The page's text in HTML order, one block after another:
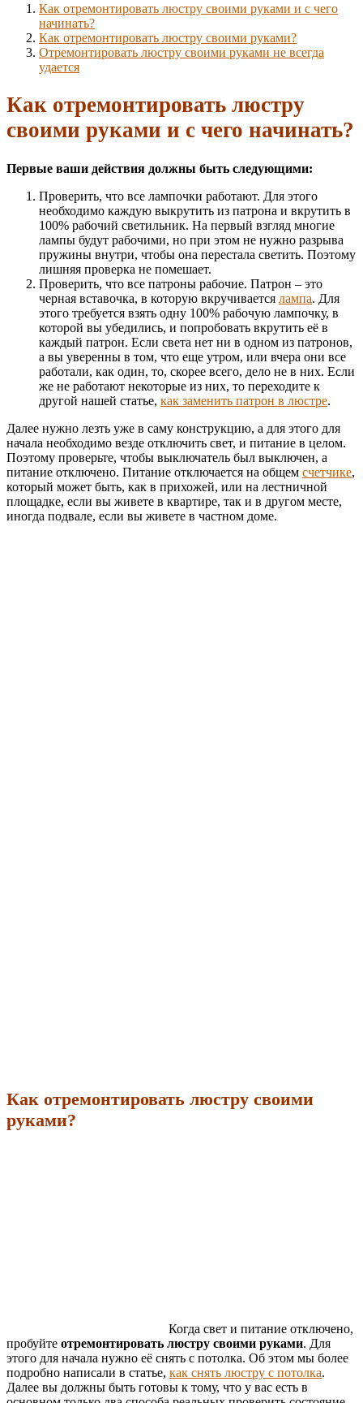
Как отремонтировать люстру своими руками и с чего
начинать?
Как отремонтировать люстру своими руками?
Отремонтировать люстру своими руками не всегда
удается
Как отремонтировать люстру
своими руками и с чего начинать?
Первые ваши действия должны быть следующими:
Проверить, что все лампочки работают. Для этого
необходимо каждую выкрутить из патрона и вкрутить в
100% рабочий светильник. На первый взгляд многие
лампы будут рабочими, но при этом не нужно разрыва
пружины внутри, чтобы она перестала светить. Поэтому
лишняя проверка не помешает.
Проверить, что все патроны рабочие. Патрон – это
черная вставочка, в которую вкручивается лампа. Для
этого требуется взять одну 100% рабочую лампочку, в
которой вы убедились, и попробовать вкрутить её в
каждый патрон. Если света нет ни в одном из патронов,
а вы уверенны в том, что еще утром, или вчера они все
работали, как один, то, скорее всего, дело не в них. Если
же не работают некоторые из них, то переходите к
другой нашей статье, как заменить патрон в люстре.
Далее нужно лезть уже в саму конструкцию, а для этого для
начала необходимо везде отключить свет, и питание в целом.
Поэтому проверьте, чтобы выключатель был выключен, а
питание отключено. Питание отключается на общем счетчике,
который может быть, как в прихожей, или на лестничной
площадке, если вы живете в квартире, так и в другом месте,
иногда подвале, если вы живете в частном доме.
Как отремонтировать люстру своими
руками?
Когда свет и питание отключено,
пробуйте отремонтировать люстру своими руками. Для
этого для начала нужно её снять с потолка. Об этом мы более
подробно написали в статье, как снять люстру с потолка.
Далее вы должны быть готовы к тому, что у вас есть в